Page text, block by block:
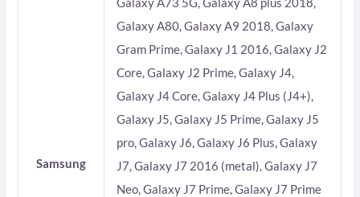
Samsung
Galaxy A80, Galaxy A9 2018, Galaxy
Gram Prime, Galaxy J1 2016, Galaxy J2
Core, Galaxy J2 Prime, Galaxy J4,
Galaxy J4 Core, Galaxy J4 Plus (J4+),
Galaxy J5, Galaxy J5 Prime, Galaxy J5
pro, Galaxy J6, Galaxy J6 Plus, Galaxy
J7, Galaxy J7 2016 (metal), Galaxy J7
Neo, Galaxy J7 Prime, Galaxy J7 Prime